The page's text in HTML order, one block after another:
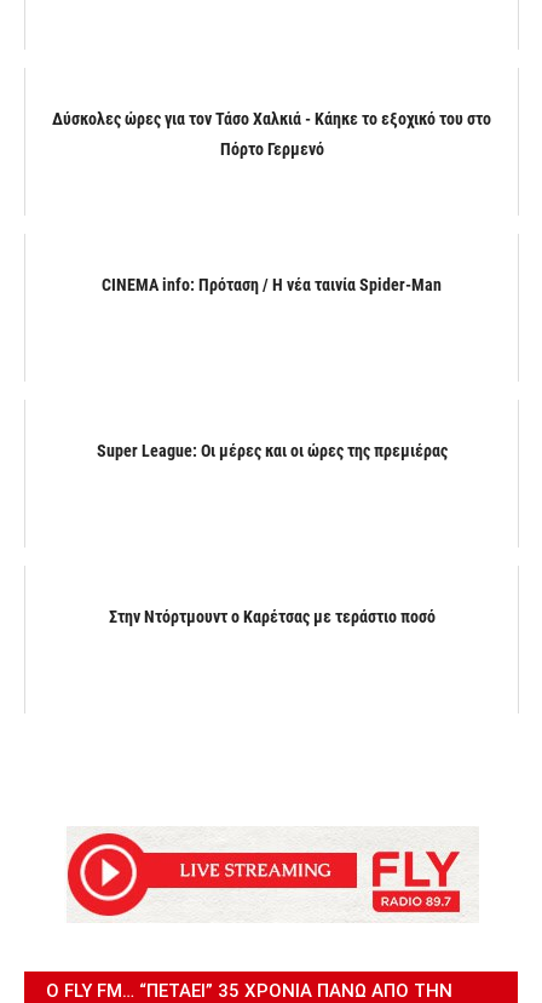
Δύσκολες ώρες για τον Τάσο Χαλκιά - Κάηκε το εξοχικό του στο
Πόρτο Γερμενό
CINEMA info: Πρόταση / Η νέα ταινία Spider-Man
Super League: Οι μέρες και οι ώρες της πρεμιέρας
Στην Ντόρτμουντ ο Καρέτσας με τεράστιο ποσό
Ο FLY FM… “ΠΕΤΆΕΙ” 35 ΧΡΌΝΙΑ ΠΆΝΩ ΑΠΌ ΤΗΝ